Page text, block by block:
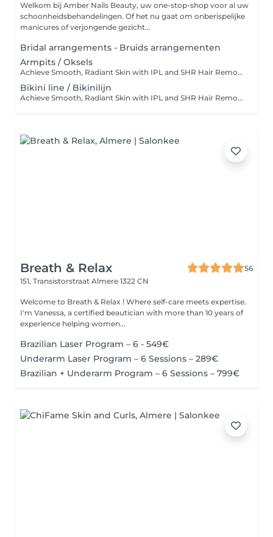
Welkom bij Amber Nails Beauty, uw one-stop-shop voor al uw
schoonheidsbehandelingen. Of het nu gaat om onberispelijke
manicures of verjongende gezicht...
Bridal arrangements - Bruids arrangementen
Armpits / Oksels
Achieve Smooth, Radiant Skin with IPL and SHR Hair Removal! At Amber Nails & Beauty, we offer the latest hair removal technologies to keep your skin silky smooth and beautifully maintained. Choose from our professional IPL or SHR treatments, tailored to your skin type. Why Choose IPL or SHR? Long-lasting hair reduction Smooth, radiant skin without stubble Comfortable and suitable for all skin types, even sensitive and darker tones Special Offer: Enjoy 30% Off on 8-Session Treatment Packages! Book a series of 8 treatments and receive an amazing 30% discount on the total price. This is your chance to effectively and affordably say goodbye to unwanted hair! What Makes Our SHR Technology Unique? Comfortable and pain-free hair removal with In-Motion Technology Safe for the most sensitive skin Lower energy exposure, maximum results Still Unsure? Our expert team is here to provide personalized advice and help you choose the best treatment for your needs. Treat yourself to the soft, smooth skin you've always dreamed of! Don't waitschedule your appointment today and get ready to shine! Please shave within 24 hours prior to your treatment and don't use any lotion on the day of the treatment.
Bikini line / Bikinilijn
Achieve Smooth, Radiant Skin with IPL and SHR Hair Removal! At Amber Nails & Beauty, we offer the latest hair removal technologies to keep your skin silky smooth and beautifully maintained. Choose from our professional IPL or SHR treatments, tailored to your skin type. Why Choose IPL or SHR? Long-lasting hair reduction Smooth, radiant skin without stubble Comfortable and suitable for all skin types, even sensitive and darker tones Special Offer: Enjoy 30% Off on 8-Session Treatment Packages! Book a series of 8 treatments and receive an amazing 30% discount on the total price. This is your chance to effectively and affordably say goodbye to unwanted hair! What Makes Our SHR Technology Unique? Comfortable and pain-free hair removal with In-Motion Technology Safe for the most sensitive skin Lower energy exposure, maximum results Still Unsure? Our expert team is here to provide personalized advice and help you choose the best treatment for your needs. Treat yourself to the soft, smooth skin you've always dreamed of! Don't waitschedule your appointment today and get ready to shine! Please shave within 24 hours prior to your treatment and don't use any lotion on the day of the treatment.
Breath & Relax
56
151, Transistorstraat Almere 1322 CN
Welcome to Breath & Relax ! Where self-care meets expertise.
I'm Vanessa, a certified beautician with more than 10 years of
experience helping women...
Brazilian Laser Program – 6 - 549€
Underarm Laser Program – 6 Sessions – 289€
Brazilian + Underarm Program – 6 Sessions – 799€